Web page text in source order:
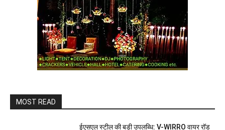
MOST READ
ईएसएल स्टील की बड़ी उपलब्धि: V-WIRRO वायर रॉड